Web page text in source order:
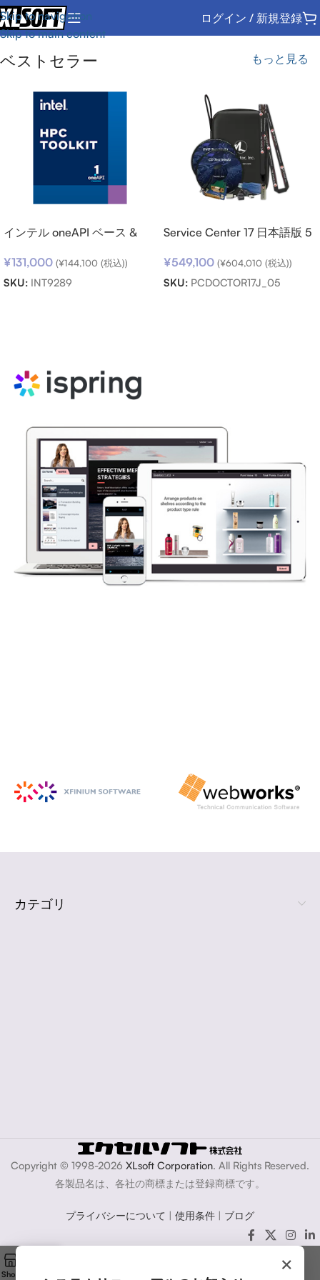
Skip to navigation
Skip to main content
ログイン / 新規登録
ベストセラー もっと見る
インテル oneAPI ベース &
ノード) SSR (期限内更新用)
¥131,000 (¥144,100 (税込))
SKU: INT9289
Service Center 17 日本語版 5
¥549,100 (¥604,010 (税込))
SKU: PCDOCTOR17J_05
PowerPoint から HTML5 形式の e ラ
ーニング コンテンツを作成
カテゴリ
Copyright © 1998-2026 XLsoft Corporation. All Rights Reserved.
各製品名は、各社の商標または登録商標です。
プライバシーについて | 使用条件 | ブログ
Shop ×